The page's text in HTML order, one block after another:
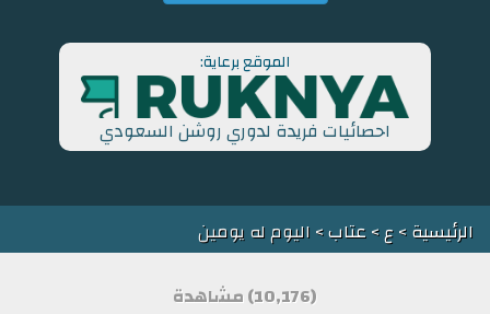
الموقع برعاية:
احصائيات فريدة لدوري روشن السعودي
الرئيسية>ع>عتاب> اليوم له يومين
(10,176) مشاهدة